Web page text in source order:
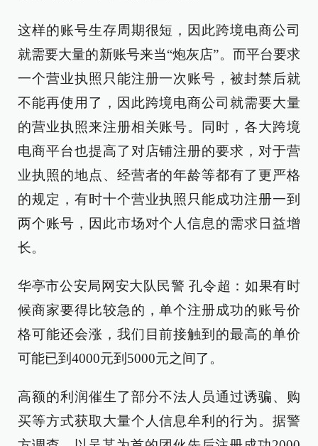
这样的账号生存周期很短，因此跨境电商公司
就需要大量的新账号来当“炮灰店”。而平台要求
一个营业执照只能注册一次账号，被封禁后就
不能再使用了，因此跨境电商公司就需要大量
的营业执照来注册相关账号。同时，各大跨境
电商平台也提高了对店铺注册的要求，对于营
业执照的地点、经营者的年龄等都有了更严格
的规定，有时十个营业执照只能成功注册一到
两个账号，因此市场对个人信息的需求日益增
长。
华亭市公安局网安大队民警 孔令超：如果有时
候商家要得比较急的，单个注册成功的账号价
格可能还会涨，我们目前接触到的最高的单价
可能已到4000元到5000元之间了。
高额的利润催生了部分不法人员通过诱骗、购
买等方式获取大量个人信息牟利的行为。据警